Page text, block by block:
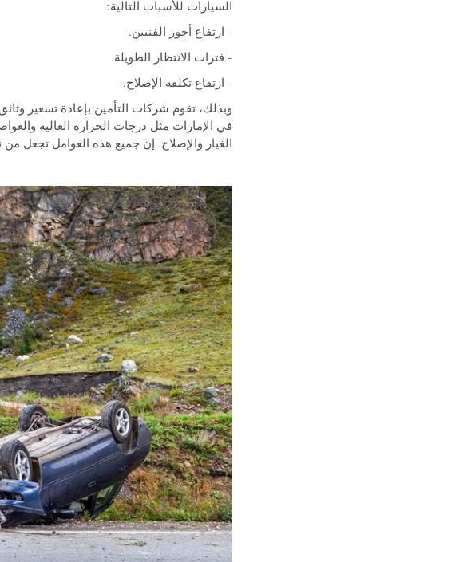
السيارات للأسباب التالية:
– ارتفاع أجور الفنيين.
– فترات الانتظار الطويلة.
– ارتفاع تكلفة الإصلاح.
وبذلك، تقوم شركات التأمين بإعادة تسعير
في الإمارات مثل درجات الحرارة العالية
الغيار والإصلاح. إن جميع هذه العوامل تجعل